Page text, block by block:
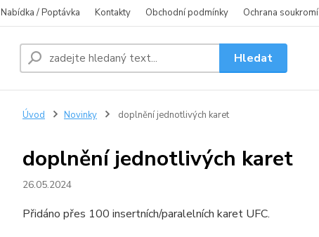
Nabídka / Poptávka Kontakty Obchodní podmínky Ochrana soukromí
Hledat
Úvod Novinky doplnění jednotlivých karet
doplnění jednotlivých karet
26.05.2024
Přidáno přes 100 insertních/paralelních karet UFC.